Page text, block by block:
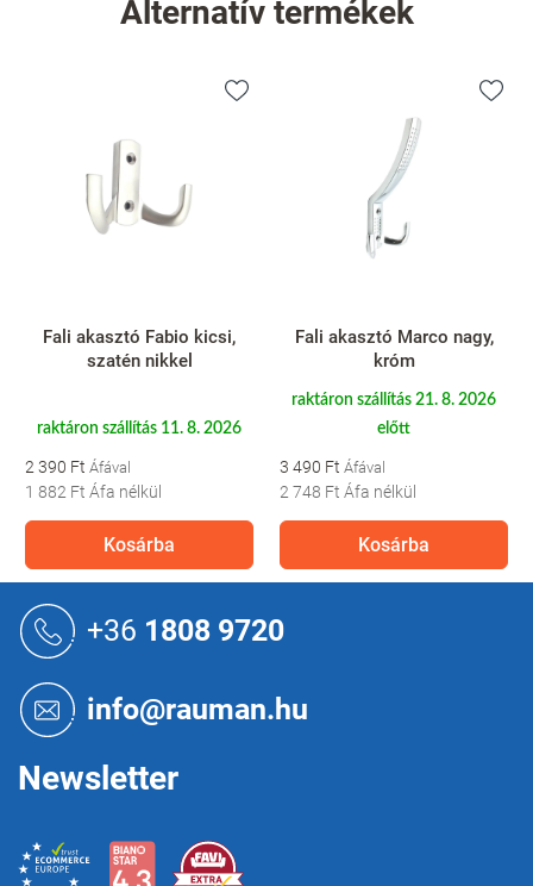
Alternatív termékek
Fali akasztó Fabio kicsi,
szatén nikkel
raktáron szállítás 11. 8. 2026
2 390 Ft
1 882 Ft Áfa nélkül
Kosárba
Fali akasztó Marco nagy,
króm
raktáron szállítás 21. 8. 2026
előtt
3 490 Ft
2 748 Ft Áfa nélkül
Kosárba
+36 1808 9720
info@rauman.hu
Newsletter